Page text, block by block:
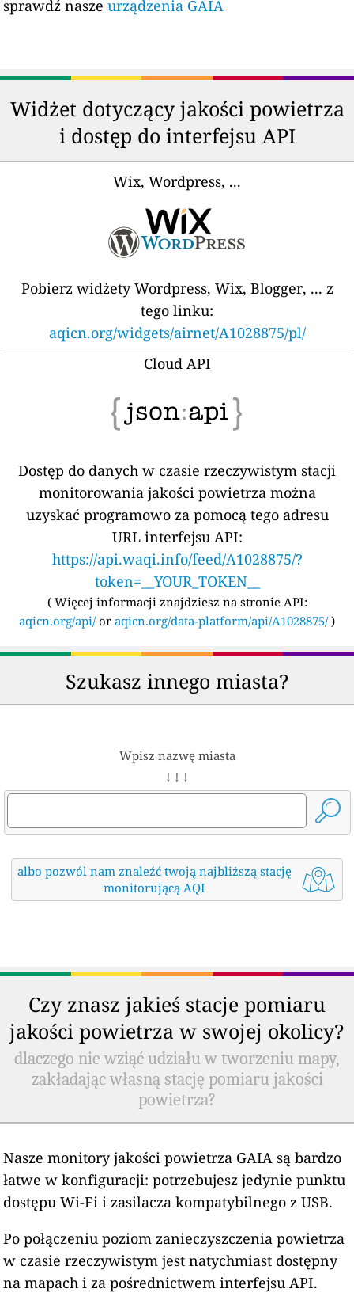
sprawdź naszeurządzenia GAIA
Widżet dotyczący jakości powietrza
i dostęp do interfejsu API
Wix, Wordpress, ...
Pobierz widżety Wordpress, Wix, Blogger, ... z
tego linku:
aqicn.org/widgets/airnet/A1028875/pl/
Cloud API
Dostęp do danych w czasie rzeczywistym stacji
monitorowania jakości powietrza można
uzyskać programowo za pomocą tego adresu
URL interfejsu API:
https://api.waqi.info/feed/A1028875/?
token=__YOUR_TOKEN__
( Więcej informacji znajdziesz na stronie API:
aqicn.org/api/or aqicn.org/data-platform/api/A1028875/)
Szukasz innego miasta?
Wpisz nazwę miasta
↓ ↓ ↓
albo pozwól nam znaleźć twoją najbliższą stację
monitorującą AQI
Czy znasz jakieś stacje pomiaru
jakości powietrza w swojej okolicy?
dlaczego nie wziąć udziału w tworzeniu mapy,
zakładając własną stację pomiaru jakości
powietrza?
Nasze monitory jakości powietrza GAIA są bardzo
łatwe w konfiguracji: potrzebujesz jedynie punktu
dostępu Wi-Fi i zasilacza kompatybilnego z USB.
Po połączeniu poziom zanieczyszczenia powietrza
w czasie rzeczywistym jest natychmiast dostępny
na mapach i za pośrednictwem interfejsu API.